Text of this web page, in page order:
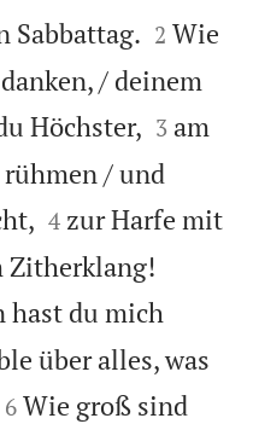
Sabbattag. 

2 Wie
/ deinem
Höchster, 

3 am
/ und


4 zur Harfe mit
Zitherklang!
hast du mich
über alles, was


6 Wie groß sind